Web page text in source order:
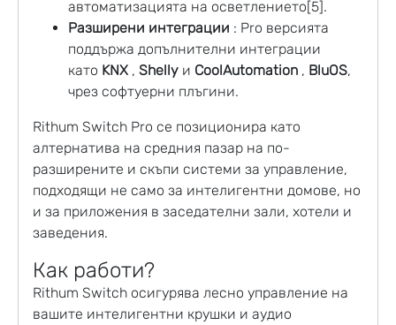
автоматизацията на осветлението[5].
Разширени интеграции : Pro версията
поддържа допълнителни интеграции
като KNX , Shelly и CoolAutomation , BluOS,
чрез софтуерни плъгини.
Rithum Switch Pro се позиционира като
алтернатива на средния пазар на по-
разширените и скъпи системи за управление,
подходящи не само за интелигентни домове, но
и за приложения в заседателни зали, хотели и
заведения.
Как работи?
Rithum Switch осигурява лесно управление на
вашите интелигентни крушки и аудио